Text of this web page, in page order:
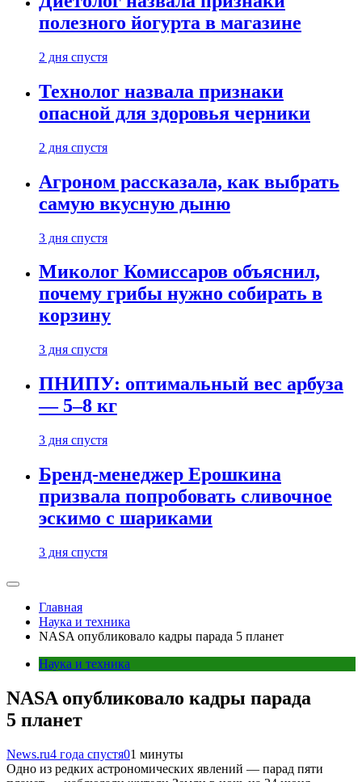
полезного йогурта в магазине
2 дня спустя
Технолог назвала признаки
опасной для здоровья черники
2 дня спустя
Агроном рассказала, как выбрать
самую вкусную дыню
3 дня спустя
Миколог Комиссаров объяснил,
почему грибы нужно собирать в
корзину
3 дня спустя
ПНИПУ: оптимальный вес арбуза
— 5–8 кг
3 дня спустя
Бренд-менеджер Ерошкина
призвала попробовать сливочное
эскимо с шариками
3 дня спустя
Главная
Наука и техника
NASA опубликовало кадры парада 5 планет
Наука и техника
NASA опубликовало кадры парада
5 планет
News.ru4 года спустя01 минуты
Одно из редких астрономических явлений — парад пяти